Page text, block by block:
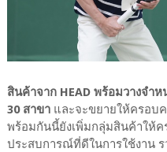
สินค้าจาก HEAD พร้อมวางจำ
30 สาขา และจะขยายให้ครอบ
พร้อมกันนี้ยังเพิ่มกลุ่มสินค้าให้ค
ประสบการณ์ที่ดีในการใช้งาน